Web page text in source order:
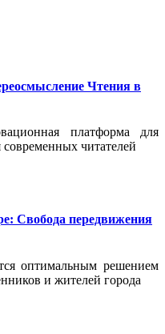
Чтения в
платформа для
современных читателей
Свобода передвижения
оптимальным решением
и жителей города